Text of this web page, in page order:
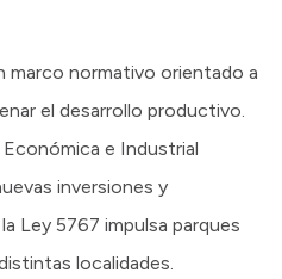
marco normativo orientado a
el desarrollo productivo.
e Industrial
inversiones y
Ley 5767 impulsa parques
localidades.